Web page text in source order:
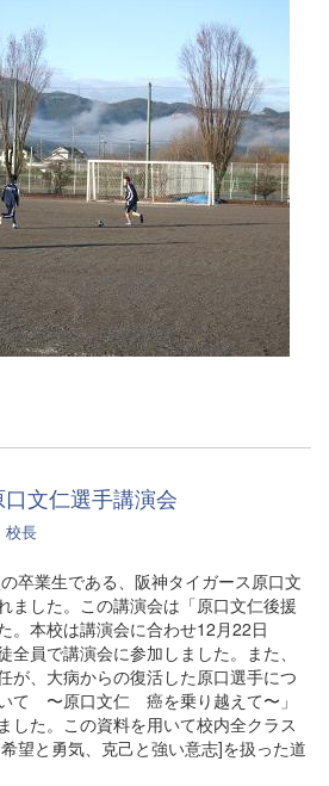
文仁選手講演会
校長
卒業生である、阪神タイガース原口文
ました。この講演会は「原口文仁後援
。本校は講演会に合わせ12月22日
全員で講演会に参加しました。また、
が、大病からの復活した原口選手につ
て 〜原口文仁 癌を乗り越えて〜」
した。この資料を用いて校内全クラス
と勇気、克己と強い意志]を扱った道